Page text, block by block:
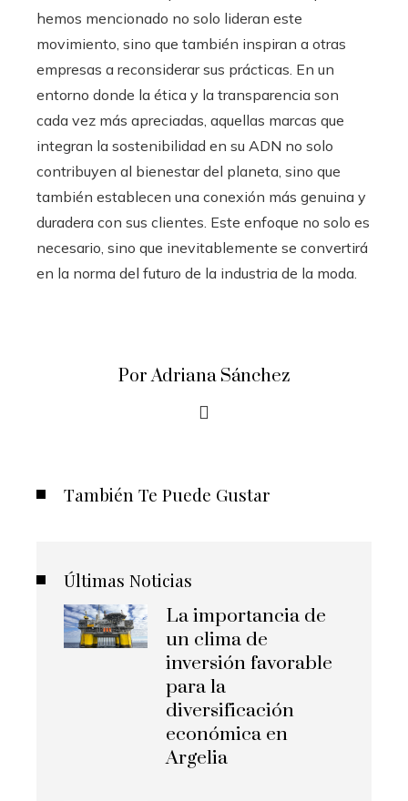
hemos mencionado no solo lideran este
movimiento, sino que también inspiran a otras
empresas a reconsiderar sus prácticas. En un
entorno donde la ética y la transparencia son
cada vez más apreciadas, aquellas marcas que
integran la sostenibilidad en su ADN no solo
contribuyen al bienestar del planeta, sino que
también establecen una conexión más genuina y
duradera con sus clientes. Este enfoque no solo es
necesario, sino que inevitablemente se convertirá
en la norma del futuro de la industria de la moda.
Por Adriana Sánchez
También Te Puede Gustar
Últimas Noticias
La importancia de
un clima de
inversión favorable
para la
diversificación
económica en
Argelia